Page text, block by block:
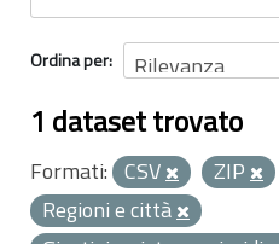
Ordina per
1 dataset trovato
Formati: CSV ZIP
Regioni e città